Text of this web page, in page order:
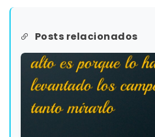
Posts relacionados